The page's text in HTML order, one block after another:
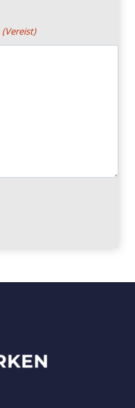
(Vereist)